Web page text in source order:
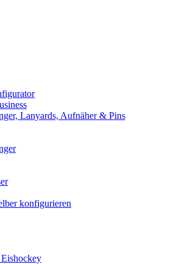
Lanyards, Aufnäher & Pins
konfigurieren